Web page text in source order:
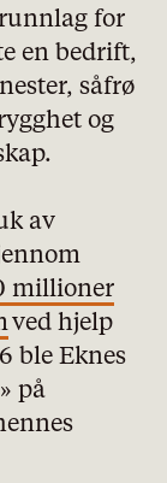
for
en bedrift,
såfrø
og
av
millioner
ved hjelp
ble Eknes
på